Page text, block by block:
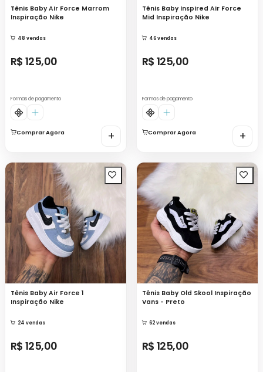
Tênis Baby Air Force Marrom
Inspiração Nike
48 vendas
R$ 125,00
Formas de pagamento
Comprar Agora +
Tênis Baby Inspired Air Force
Mid Inspiração Nike
46 vendas
R$ 125,00
Formas de pagamento
Comprar Agora +
Tênis Baby Air Force 1
Inspiração Nike
24 vendas
R$ 125,00
Tênis Baby Old Skool Inspiração
Vans - Preto
62 vendas
R$ 125,00